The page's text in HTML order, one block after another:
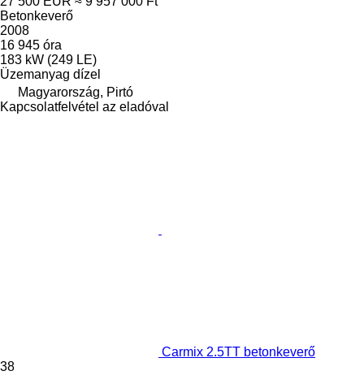
Betonkeverő
2008
16 945 óra
183 kW (249 LE)
Üzemanyag dízel
Magyarország, Pirtó
Kapcsolatfelvétel az eladóval
Carmix 2.5TT betonkeverő
38